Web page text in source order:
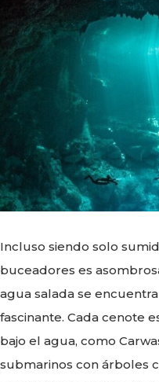
Incluso siendo solo
buceadores es
agua salada se
fascinante. Cada cenote
bajo el agua, como
submarinos con árboles